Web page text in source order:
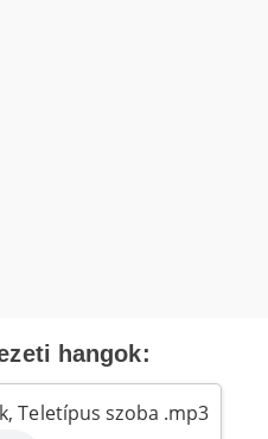
hangok:
Teletípus szoba .mp3